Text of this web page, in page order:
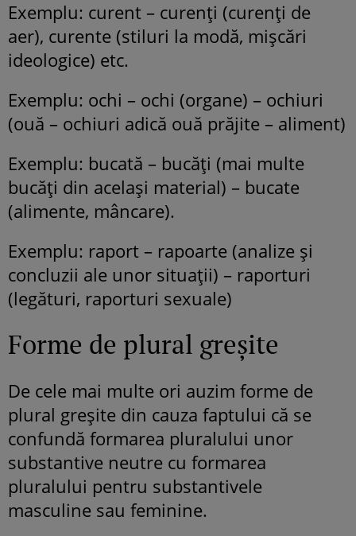
Exemplu: curent – curenţi (curenți de
aer), curente (stiluri la modă, mișcări
ideologice) etc.
Exemplu: ochi – ochi (organe) – ochiuri
(ouă – ochiuri adică ouă prăjite – aliment)
Exemplu: bucată – bucăți (mai multe
bucăți din același material) – bucate
(alimente, mâncare).
Exemplu: raport – rapoarte (analize și
concluzii ale unor situații) – raporturi
(legături, raporturi sexuale)
Forme de plural greșite
De cele mai multe ori auzim forme de
plural greșite din cauza faptului că se
confundă formarea pluralului unor
substantive neutre cu formarea
pluralului pentru substantivele
masculine sau feminine.